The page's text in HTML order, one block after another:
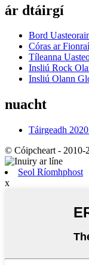
ár dtáirgí
Bord
Córas ar Fionraí
Tíleanna
Insliú Rock
Insliú Olann
nuacht
Táirgeadh
© Cóipcheart - 2010-
Seol Ríomhphost
x